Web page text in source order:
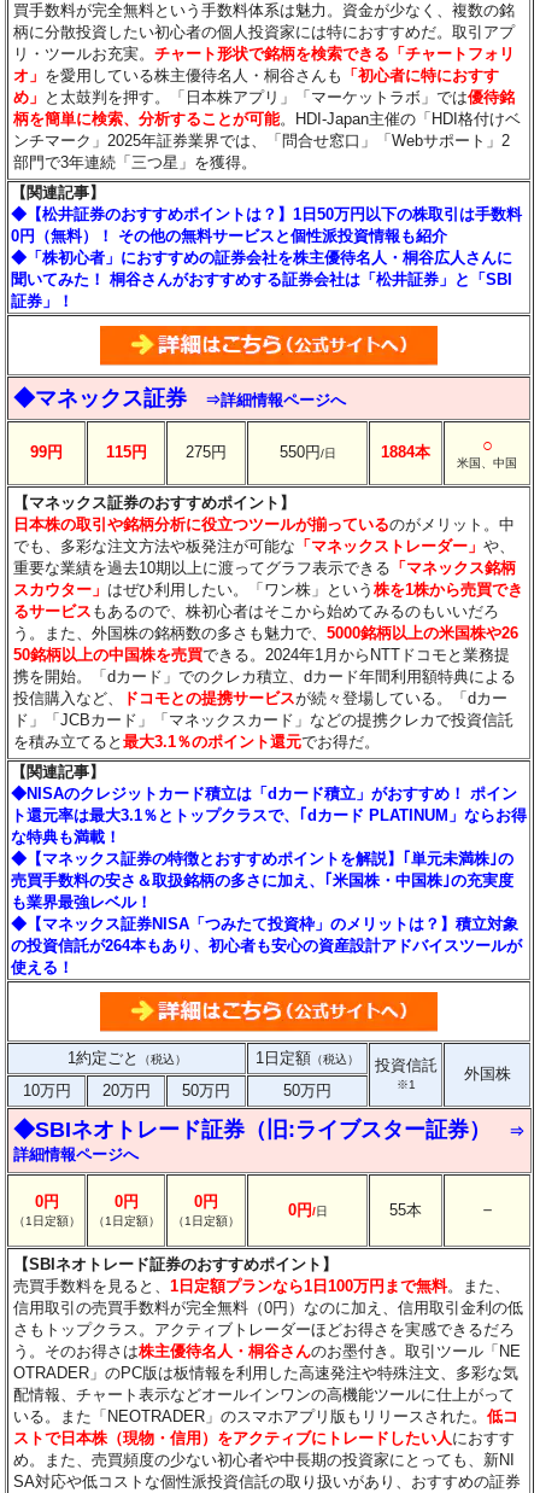
買手数料が完全無料という手数料体系は魅力。資金が少なく、複数の銘
柄に分散投資したい初心者の個人投資家には特におすすめだ。取引アプ
リ・ツールお充実。チャート形状で銘柄を検索できる「チャートフォリ
オ」 を愛用している株主優待名人・桐谷さんも 「初心者に特におすす
め」 と太鼓判を押す。「日本株アプリ」「マーケットラボ」では優待銘
柄を簡単に検索、分析することが可能。HDI-Japan主催の「HDI格付けベ
ンチマーク」2025年証券業界では、「問合せ窓口」「Webサポート」2
部門で3年連続「三つ星」を獲得。
【関連記事】
◆【松井証券のおすすめポイントは？】1日50万円以下の株取引は手数料
0円（無料）！ その他の無料サービスと個性派投資情報も紹介
◆「株初心者」におすすめの証券会社を株主優待名人・桐谷広人さんに
聞いてみた！ 桐谷さんがおすすめする証券会社は「松井証券」と「SBI
証券」！
◆マネックス証券 ⇒詳細情報ページへ
99円 115円 275円 550円/日 1884本 ○
米国、中国
【マネックス証券のおすすめポイント】
日本株の取引や銘柄分析に役立つツールが揃っているのがメリット。中
でも、多彩な注文方法や板発注が可能な 「マネックストレーダー」や、
重要な業績を過去10期以上に渡ってグラフ表示できる 「マネックス銘柄
スカウター」 はぜひ利用したい。「ワン株」という株を1株から売買でき
るサービス もあるので、株初心者はそこから始めてみるのもいいだろ
う。また、外国株の銘柄数の多さも魅力で、5000銘柄以上の米国株や26
50銘柄以上の中国株を売買できる。2024年1月からNTTドコモと業務提
携を開始。「dカード」でのクレカ積立、dカード年間利用額特典による
投信購入など、
ドコモとの提携サービスが続々登場している。「dカー
ド」「JCBカード」「マネックスカード」などの提携クレカで投資信託
を積み立てると最大3.1％のポイント還元でお得だ。
【関連記事】
◆NISAのクレジットカード積立は「dカード積立」がおすすめ！ ポイン
ト還元率は最大3.1％とトップクラスで、｢dカード PLATINUM」ならお得
な特典も満載！
◆【マネックス証券の特徴とおすすめポイントを解説】｢単元未満株｣の
売買手数料の安さ＆取扱銘柄の多さに加え、｢米国株・中国株｣の充実度
も業界最強レベル！
◆【マネックス証券NISA「つみたて投資枠」のメリットは？】積立対象
の投資信託が264本もあり、初心者も安心の資産設計アドバイスツールが
使える！
1約定ごと （税込） 1日定額 （税込） 投資信託
※1
外国株
10万円
20万円 50万円 50万円
◆SBIネオトレード証券（旧:ライブスター証券）
⇒
詳細情報ページへ
0円
（1日定額）
0円
（1日定額）
0円
（1日定額）
0円/日 55本 －
【SBIネオトレード証券のおすすめポイント】
売買手数料を見ると、1日定額プランなら1日100万円まで無料。また、
信用取引の売買手数料が完全無料（0円）なのに加え、信用取引金利の低
さもトップクラス。アクティブトレーダーほどお得さを実感できるだろ
う。そのお得さは株主優待名人・桐谷さんのお墨付き。取引ツール「NE
OTRADER」のPC版は板情報を利用した高速発注や特殊注文、多彩な気
配情報、チャート表示などオールインワンの高機能ツールに仕上がって
いる。また「NEOTRADER」のスマホアプリ版もリリースされた。低コ
ストで日本株（現物・信用）をアクティブにトレードしたい人におすす
め。また、売買頻度の少ない初心者や中長期の投資家にとっても、新NI
SA対応や低コストな個性派投資信託の取り扱いがあり、おすすめの証券